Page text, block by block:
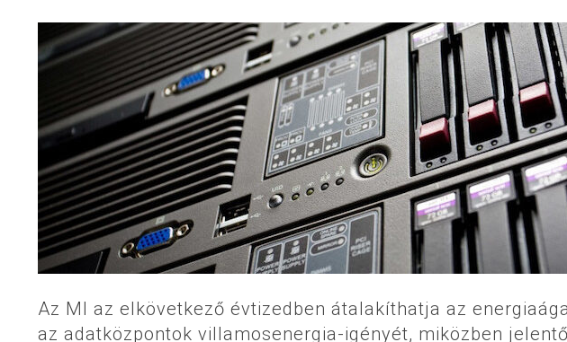
Az MI az elkövetkező évtizedben átalakíthatja az
az adatközpontok villamosenergia-igényét, miközben